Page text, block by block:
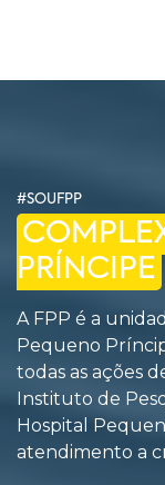
#SOUFPP
PRÍNCIPE
A FPP é a
Pequeno
todas as ações
Instituto de
Hospital
atendimento a